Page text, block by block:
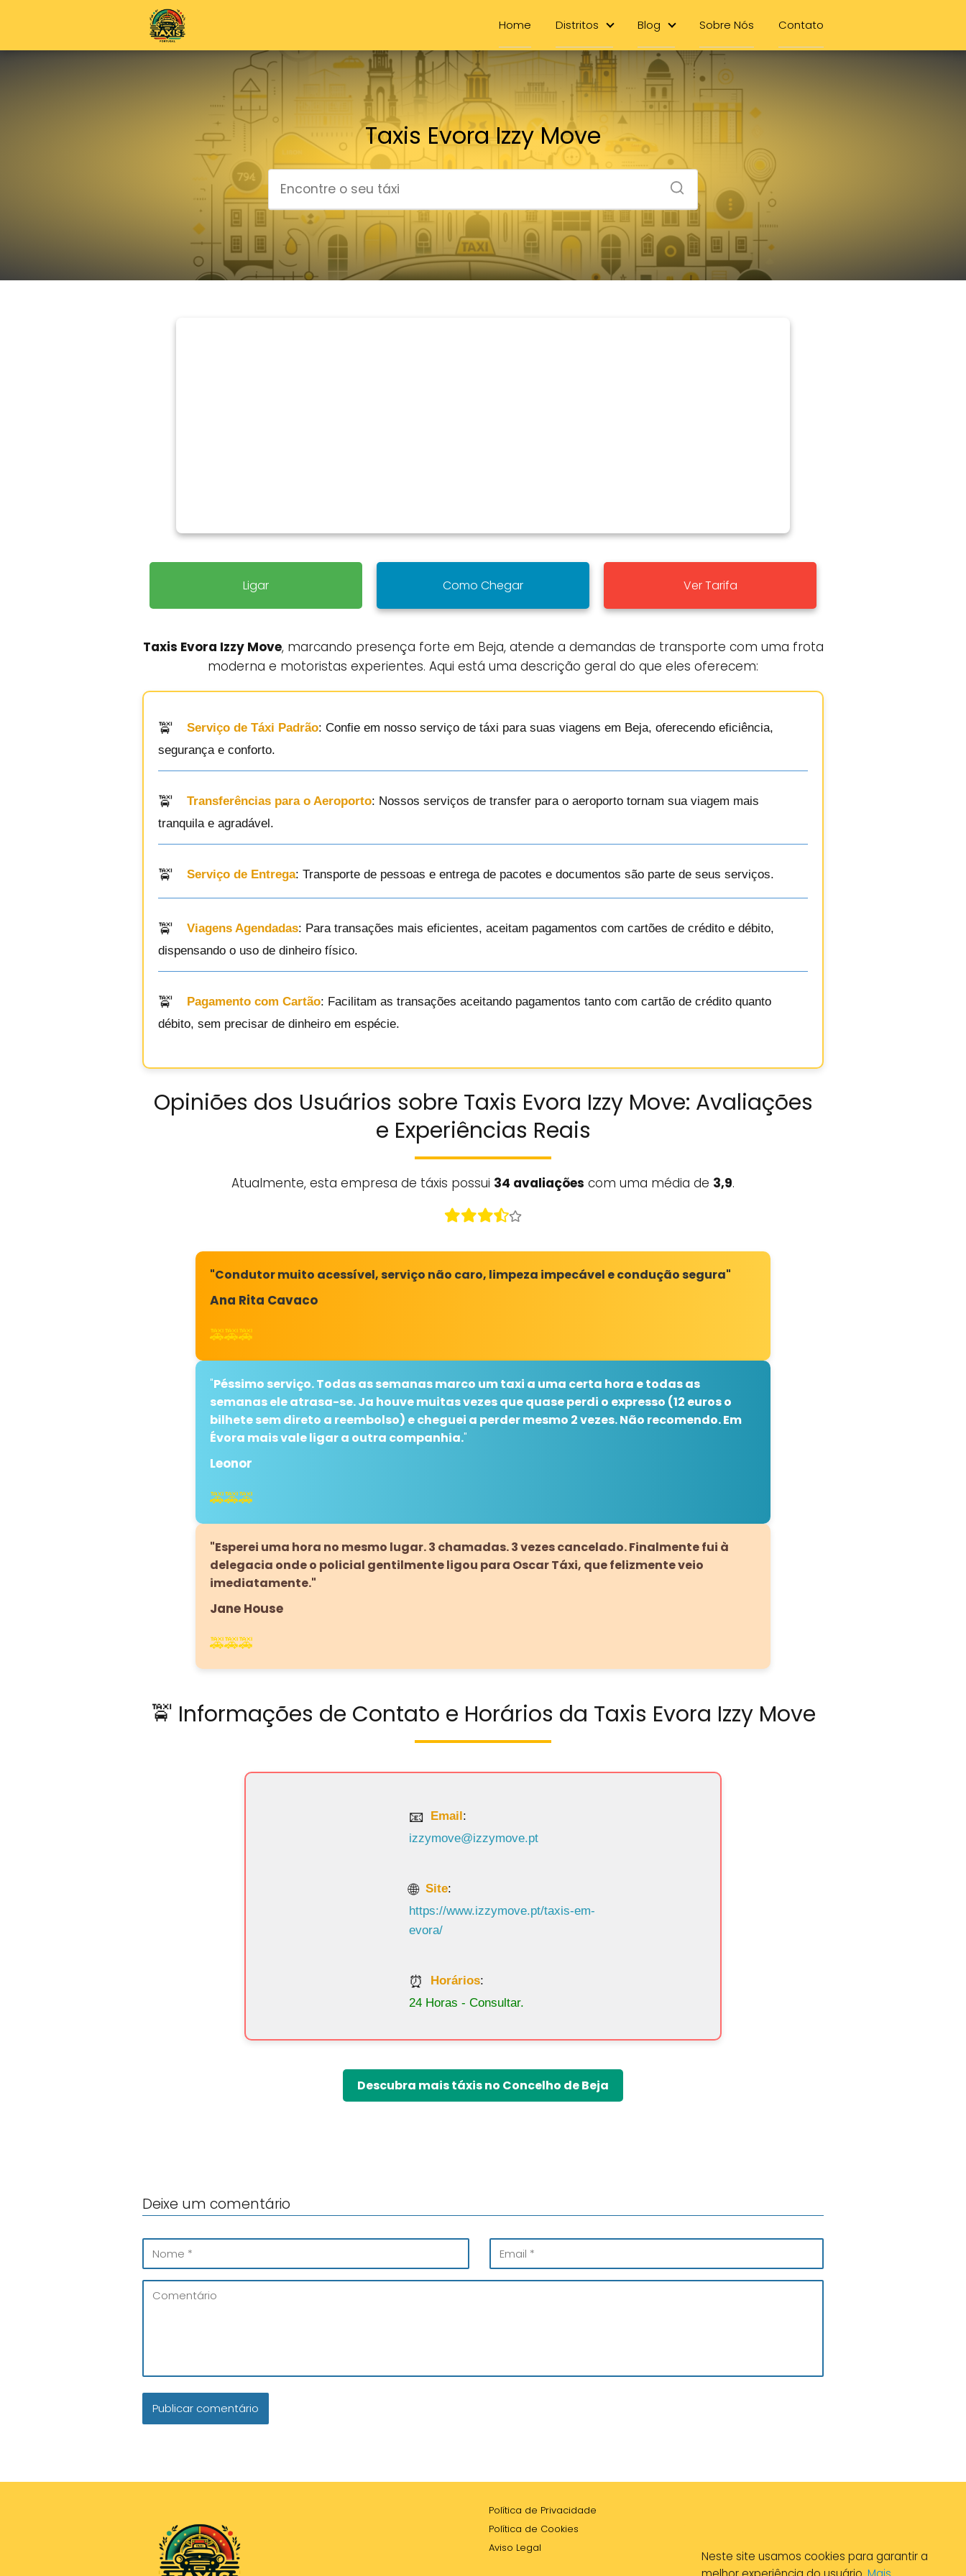
Home Distritos Blog Sobre Nós Contato
Taxis Evora Izzy Move
Ligar Como Chegar Ver Tarifa
Taxis Evora Izzy Move, marcando presença forte em Beja, atende a demandas de transporte com uma frota
moderna e motoristas experientes. Aqui está uma descrição geral do que eles oferecem:
Serviço de Táxi Padrão: Confie em nosso serviço de táxi para suas viagens em Beja, oferecendo eficiência,
segurança e conforto.
Transferências para o Aeroporto: Nossos serviços de transfer para o aeroporto tornam sua viagem mais
tranquila e agradável.
Serviço de Entrega: Transporte de pessoas e entrega de pacotes e documentos são parte de seus serviços.
Viagens Agendadas: Para transações mais eficientes, aceitam pagamentos com cartões de crédito e débito,
dispensando o uso de dinheiro físico.
Pagamento com Cartão: Facilitam as transações aceitando pagamentos tanto com cartão de crédito quanto
débito, sem precisar de dinheiro em espécie.
Opiniões dos Usuários sobre Taxis Evora Izzy Move: Avaliações
e Experiências Reais
Atualmente, esta empresa de táxis possui 34 avaliações com uma média de 3,9.
"Condutor muito acessível, serviço não caro, limpeza impecável e condução segura"
Ana Rita Cavaco
🚕🚕🚕
"Péssimo serviço. Todas as semanas marco um taxi a uma certa hora e todas as
semanas ele atrasa-se. Ja houve muitas vezes que quase perdi o expresso (12 euros o
bilhete sem direto a reembolso) e cheguei a perder mesmo 2 vezes. Não recomendo. Em
Évora mais vale ligar a outra companhia."
Leonor
🚕🚕🚕
"Esperei uma hora no mesmo lugar. 3 chamadas. 3 vezes cancelado. Finalmente fui à
delegacia onde o policial gentilmente ligou para Oscar Táxi, que felizmente veio
imediatamente."
Jane House
🚕🚕🚕
🚖 Informações de Contato e Horários da Taxis Evora Izzy Move
Email :
izzymove@izzymove.pt
Site:
https://www.izzymove.pt/taxis-em-
evora/
Horários:
24 Horas - Consultar.
Descubra mais táxis no Concelho de Beja
Aviso Legal
Neste site usamos cookies para garantir a